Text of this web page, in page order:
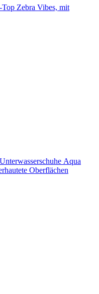
Zebra Vibes, mit
Aqua
Oberflächen